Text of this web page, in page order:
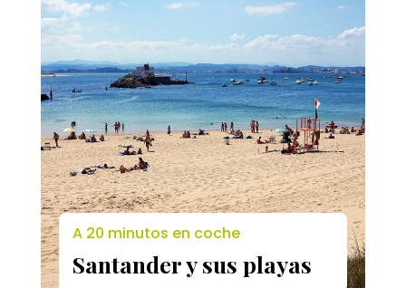
A 20 minutos en coche
Santander y sus playas